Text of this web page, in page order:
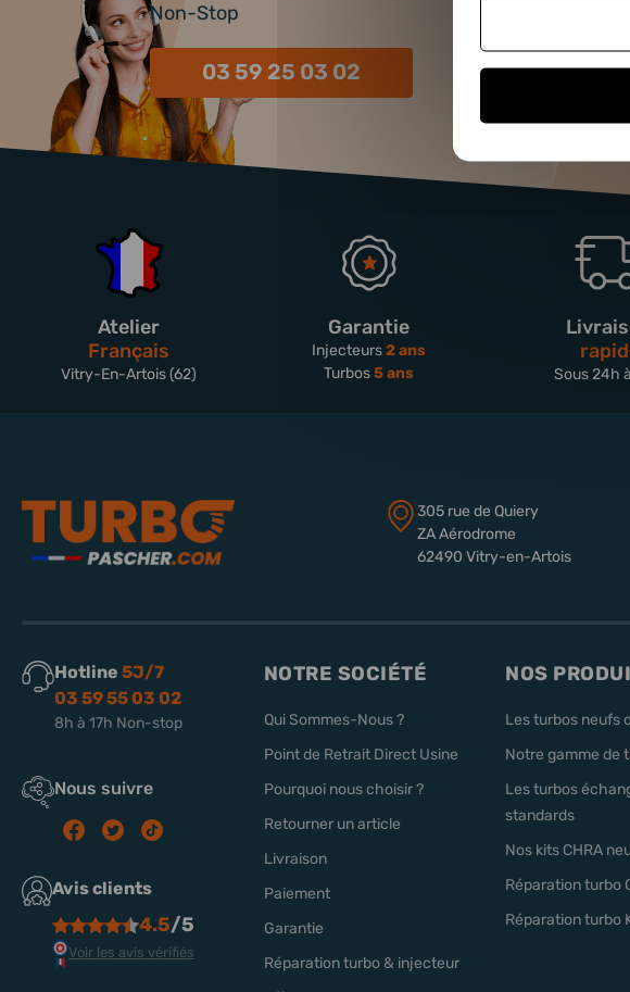
Non-Stop
03 59 25 03 02
Atelier
Français
Vitry-En-Artois (62)
Garantie
Injecteurs2 ans
Turbos5 ans Sous 24h
305 rue de Quiery
ZA Aérodrome
62490 Vitry-en-Artois
Hotline 5J/7
03 59 55 03 02
8h à 17h Non-stop
Nous suivre
Avis clients
4.5/5
Voir les avis vérifiés
NOTRE SOCIÉTÉ
Qui Sommes-Nous ?
Point de Retrait Direct Usine
Pourquoi nous choisir ?
Retourner un article
Livraison
Paiement
Garantie
Réparation turbo & injecteur
NOS
Les turbos neufs
Notre gamme de
Les turbos
standards
Nos kits CHRA
Réparation turbo
Réparation turbo